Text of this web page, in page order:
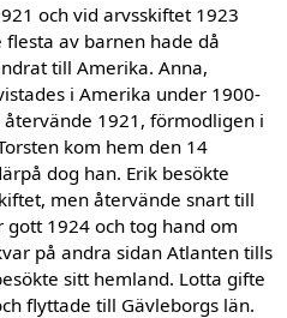
och vid arvsskiftet 1923
av barnen hade då
till Amerika. Anna,
i Amerika under 1900-
1921, förmodligen i
kom hem den 14
dog han. Erik besökte
men återvände snart till
1924 och tog hand om
på andra sidan Atlanten tills
sitt hemland. Lotta gifte
flyttade till Gävleborgs län.